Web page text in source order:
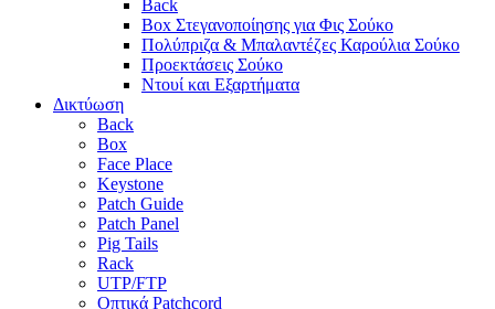
Back
Box Στεγανοποίησης για Φις Σούκο
Πολύπριζα & Μπαλαντέζες Καρούλια Σούκο
Προεκτάσεις Σούκο
Ντουί και Εξαρτήματα
Δικτύωση
Back
Box
Face Place
Keystone
Patch Guide
Patch Panel
Pig Tails
Rack
UTP/FTP
Οπτικά Patchcord